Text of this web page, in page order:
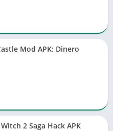
Mod APK: Dinero
2 Saga Hack APK